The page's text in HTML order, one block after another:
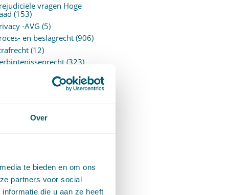
Over
te bieden en om ons
partners voor social
die u aan ze heeft
vragen Hoge
(153)
-AVG (5)
en beslagrecht(906)
(12)
(323)
algemeen
ARCHIEF